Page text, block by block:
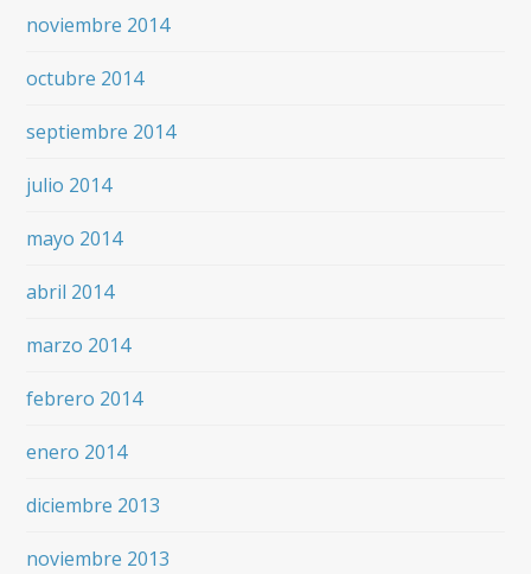
noviembre 2014
octubre 2014
septiembre 2014
julio 2014
mayo 2014
abril 2014
marzo 2014
febrero 2014
enero 2014
diciembre 2013
noviembre 2013